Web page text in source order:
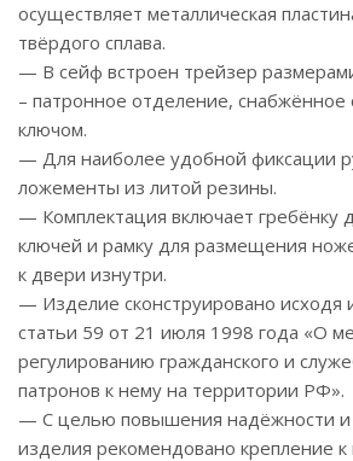
осуществляет металлическая
твёрдого сплава.
— В сейф встроен трейзер
– патронное отделение, снабжённое
ключом.
— Для наиболее удобной фиксации
ложементы из литой резины.
— Комплектация включает гребёнку
ключей и рамку для размещения
к двери изнутри.
— Изделие сконструировано исходя
статьи 59 от 21 июля 1998 года «О
регулированию гражданского и
патронов к нему на территории РФ».
— С целью повышения надёжности и
изделия рекомендовано крепление к